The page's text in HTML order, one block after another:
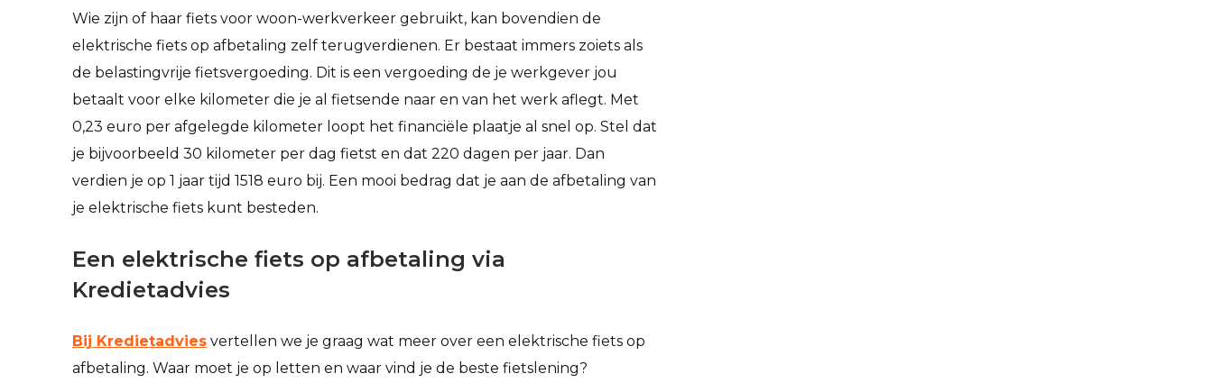
Wie zijn of haar fiets voor woon-werkverkeer gebruikt, kan bovendien de
elektrische fiets op afbetaling zelf terugverdienen. Er bestaat immers zoiets als
de belastingvrije fietsvergoeding. Dit is een vergoeding de je werkgever jou
betaalt voor elke kilometer die je al fietsende naar en van het werk aflegt. Met
0,23 euro per afgelegde kilometer loopt het financiële plaatje al snel op. Stel dat
je bijvoorbeeld 30 kilometer per dag fietst en dat 220 dagen per jaar. Dan
verdien je op 1 jaar tijd 1518 euro bij. Een mooi bedrag dat je aan de afbetaling van
je elektrische fiets kunt besteden.
Een elektrische fiets op afbetaling via
Kredietadvies
Bij Kredietadvies vertellen we je graag wat meer over een elektrische fiets op
afbetaling. Waar moet je op letten en waar vind je de beste fietslening?